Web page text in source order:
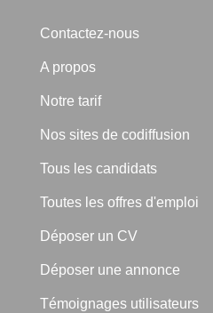
Contactez-nous
A propos
Notre tarif
Nos sites de codiffusion
Tous les candidats
Toutes les offres d'emploi
Déposer un CV
Déposer une annonce
Témoignages utilisateurs